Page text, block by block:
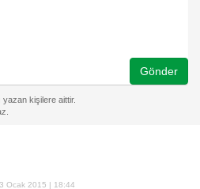
Gönder
Ocak 2015 | 18:44